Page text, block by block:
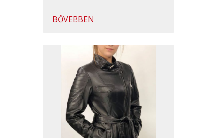
BŐVEBBEN